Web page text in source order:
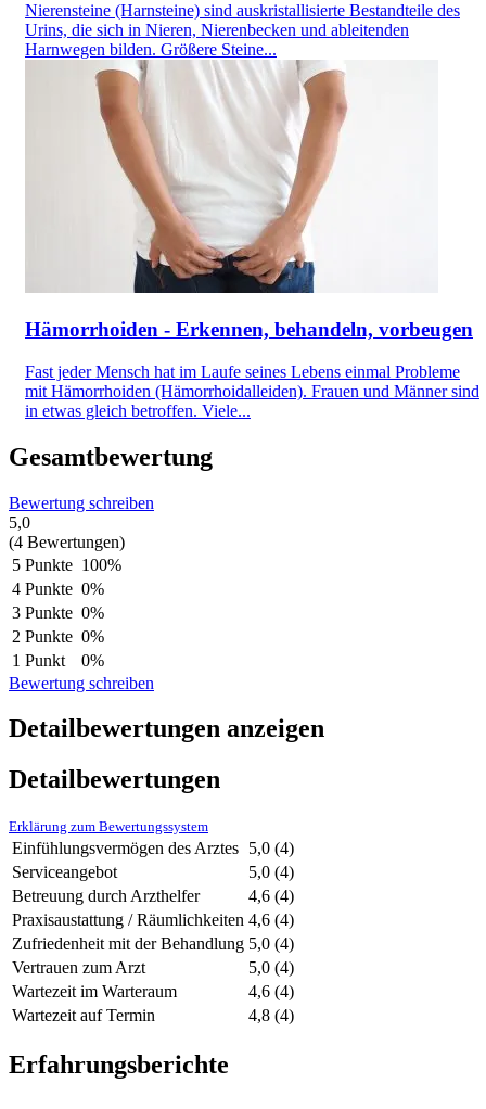
Nierensteine (Harnsteine) sind auskristallisierte Bestandteile des
Urins, die sich in Nieren, Nierenbecken und ableitenden
Harnwegen bilden. Größere Steine...
Hämorrhoiden - Erkennen, behandeln, vorbeugen
Fast jeder Mensch hat im Laufe seines Lebens einmal Probleme
mit Hämorrhoiden (Hämorrhoidalleiden). Frauen und Männer sind
in etwas gleich betroffen. Viele...
Gesamtbewertung
Bewertung schreiben
5,0
(4 Bewertungen)
5 Punkte 100%
4 Punkte 0%
3 Punkte 0%
2 Punkte 0%
1 Punkt
0%
Bewertung schreiben
Detailbewertungen anzeigen
Detailbewertungen
Erklärung zum Bewertungssystem
Einfühlungsvermögen des Arztes 5,0 (4)
Serviceangebot
5,0 (4)
Betreuung durch Arzthelfer
4,6 (4)
Praxisaustattung / Räumlichkeiten 4,6 (4)
Zufriedenheit mit der Behandlung 5,0 (4)
Vertrauen zum Arzt
5,0 (4)
Wartezeit im Warteraum
4,6 (4)
Wartezeit auf Termin
4,8 (4)
Erfahrungsberichte